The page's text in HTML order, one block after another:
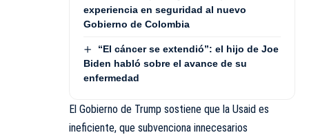
experiencia en seguridad al nuevo
Gobierno de Colombia
“El cáncer se extendió”: el hijo de Joe
Biden habló sobre el avance de su
enfermedad
El Gobierno de Trump sostiene que la Usaid es
ineficiente, que subvenciona innecesarios